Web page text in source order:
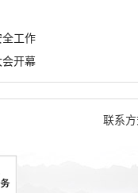
工作
开幕
联系